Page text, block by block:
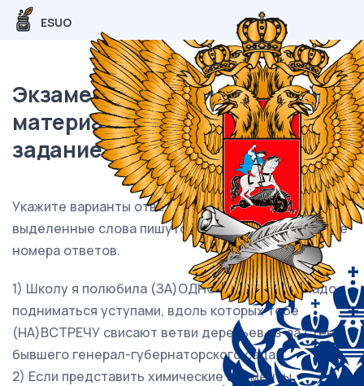
ESUO
Экзаменационный (типовой)
материал ЕГЭ / Русский / 14
задание (24) / 154
Укажите варианты ответов, в которых все
выделенные слова пишутсяРАЗДЕЛЬНО.Запишите
номера ответов.
1) Школу я полюбила (ЗА)ОДНО то, что к ней надо
подниматься уступами, вдоль которых тебе
(НА)ВСТРЕЧУ свисают ветви деревьев из-за стен
бывшего генерал-губернаторского сада.
2) Если представить химические элементы,